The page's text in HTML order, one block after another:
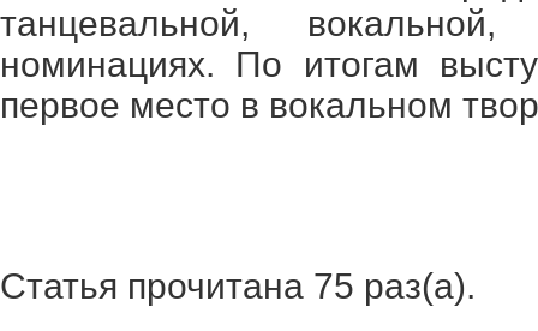
танцевальной,
номинациях. По итогам
первое место в вокальном
Статья прочитана 75 раз(a).